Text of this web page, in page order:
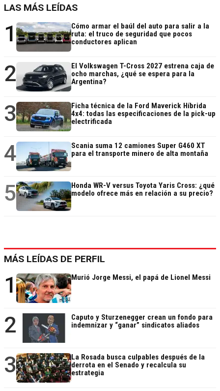
LAS MÁS LEÍDAS
1
Cómo armar el baúl del auto para salir a la
ruta: el truco de seguridad que pocos
conductores aplican
2
El Volkswagen T-Cross 2027 estrena caja de
ocho marchas, ¿qué se espera para la
Argentina?
3
Ficha técnica de la Ford Maverick Híbrida
4x4: todas las especificaciones de la pick-up
electrificada
4
Scania suma 12 camiones Super G460 XT
para el transporte minero de alta montaña
5
Honda WR-V versus Toyota Yaris Cross: ¿qué
modelo ofrece más en relación a su precio?
MÁS LEÍDAS DE PERFIL
1 Murió Jorge Messi, el papá de Lionel Messi
2
Caputo y Sturzenegger crean un fondo para
indemnizar y “ganar” sindicatos aliados
3
La Rosada busca culpables después de la
derrota en el Senado y recalcula su
estrategia